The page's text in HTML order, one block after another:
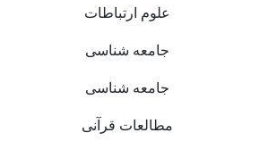
علوم ارتباطات
جامعه شناسی
جامعه شناسی
مطالعات قرآنی